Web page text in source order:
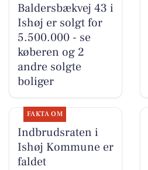
Baldersbækvej 43 i
Ishøj er solgt for
5.500.000 - se
køberen og 2
andre solgte
boliger
FAKTA OM
Indbrudsraten i
Ishøj Kommune er
faldet